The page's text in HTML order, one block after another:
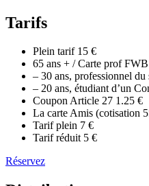
Tarifs
Plein tarif 15 €
65 ans + / Carte prof
– 30 ans, professionnel
– 20 ans, étudiant d’un
Coupon Article 27 1.25 €
La carte Amis (cotisation
Tarif plein 7 €
Tarif réduit 5 €
Réservez